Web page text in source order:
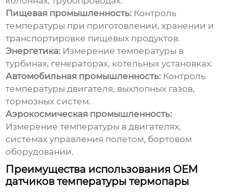
Пищевая промышленность: Контроль
температуры при приготовлении, хранении и
транспортировке пищевых продуктов.
Энергетика: Измерение температуры в
турбинах, генераторах, котельных установках.
Автомобильная промышленность: Контроль
температуры двигателя, выхлопных газов,
тормозных систем.
Аэрокосмическая промышленность:
Измерение температуры в двигателях,
системах управления полетом, бортовом
оборудовании.
Преимущества использования OEM
датчиков температуры термопары